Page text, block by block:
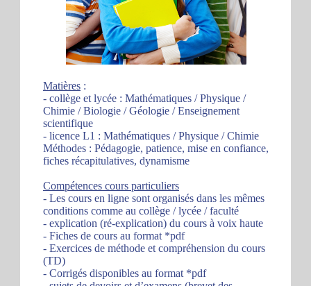
Matières :
- collège et lycée : Mathématiques / Physique /
Chimie / Biologie / Géologie / Enseignement
scientifique
- licence L1 : Mathématiques / Physique / Chimie
Méthodes : Pédagogie, patience, mise en confiance,
fiches récapitulatives, dynamisme
Compétences cours particuliers
- Les cours en ligne sont organisés dans les mêmes
conditions comme au collège / lycée / faculté
- explication (ré-explication) du cours à voix haute
- Fiches de cours au format *pdf
- Exercices de méthode et compréhension du cours
(TD)
- Corrigés disponibles au format *pdf